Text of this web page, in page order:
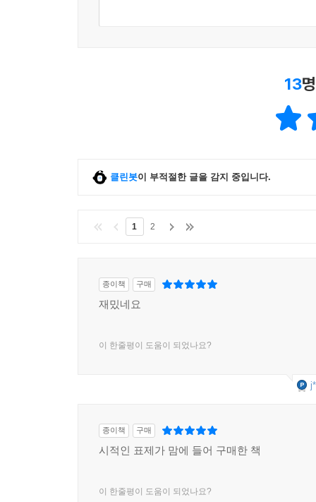
13
클린봇이 부적절한 글을 감지 중입니다.
1 2
종이책 구매
재밌네요
이 한줄평이 도움이 되었나요?
종이책 구매
시적인 표제가 맘에 들어 구매한 책
이 한줄평이 도움이 되었나요?